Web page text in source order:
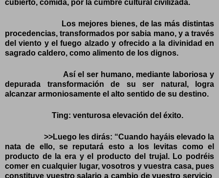
cubierto, comida, por la cumbre cultural civilizada.
Los mejores bienes, de las más distintas
procedencias, transformados por sabia mano, y a través
del viento y el fuego alzado y ofrecido a la divinidad en
sagrado caldero, como alimento de los dignos.
Así el ser humano, mediante laboriosa y
depurada transformación de su ser natural, logra
alcanzar armoniosamente el alto sentido de su destino.
Ting: venturosa elevación del éxito.
>>Luego les dirás: “Cuando hayáis elevado la
nata de ello, se reputará esto a los levitas como el
producto de la era y el producto del trujal. Lo podréis
comer en cualquier lugar, vosotros y vuestra casa, pues
constituye vuestro salario a cambio de vuestro servicio